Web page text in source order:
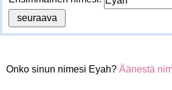
Onko sinun nimesi Eyah? Äänestä